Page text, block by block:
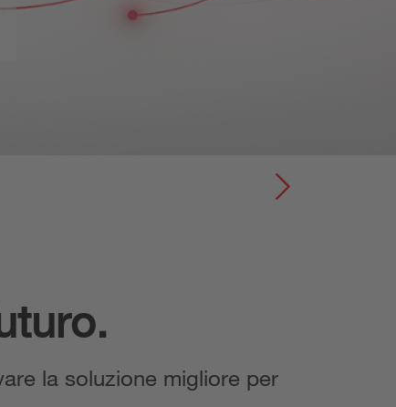
la soluzione migliore per